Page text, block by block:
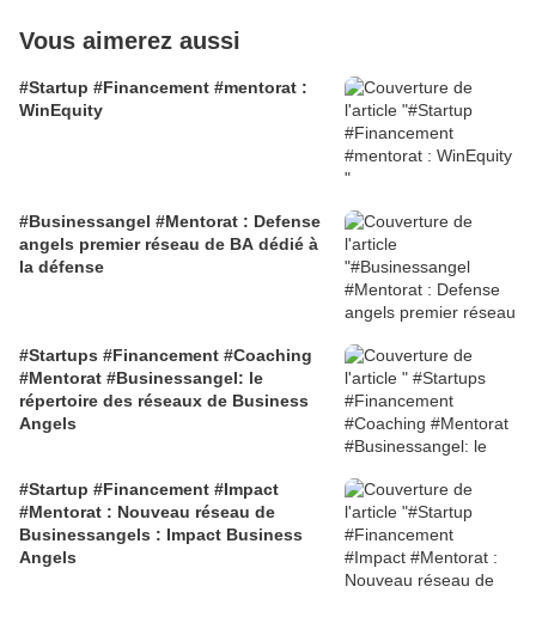
Vous aimerez aussi
#Startup #Financement #mentorat :
WinEquity
#Businessangel #Mentorat : Defense
angels premier réseau de BA dédié à
la défense
#Startups #Financement #Coaching
#Mentorat #Businessangel: le
répertoire des réseaux de Business
Angels
#Startup #Financement #Impact
#Mentorat : Nouveau réseau de
Businessangels : Impact Business
Angels